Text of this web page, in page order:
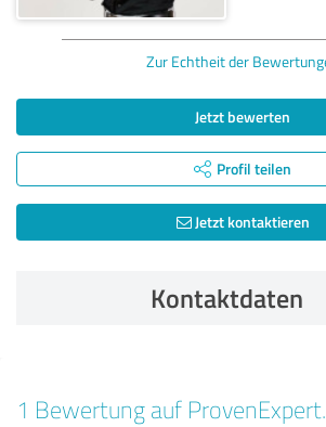
Zur Echtheit der
Jetzt bewerten
Profil teilen
Jetzt kontaktieren
Kontaktdaten
Bewertung vom 09.09.2024
1 Bewertung auf